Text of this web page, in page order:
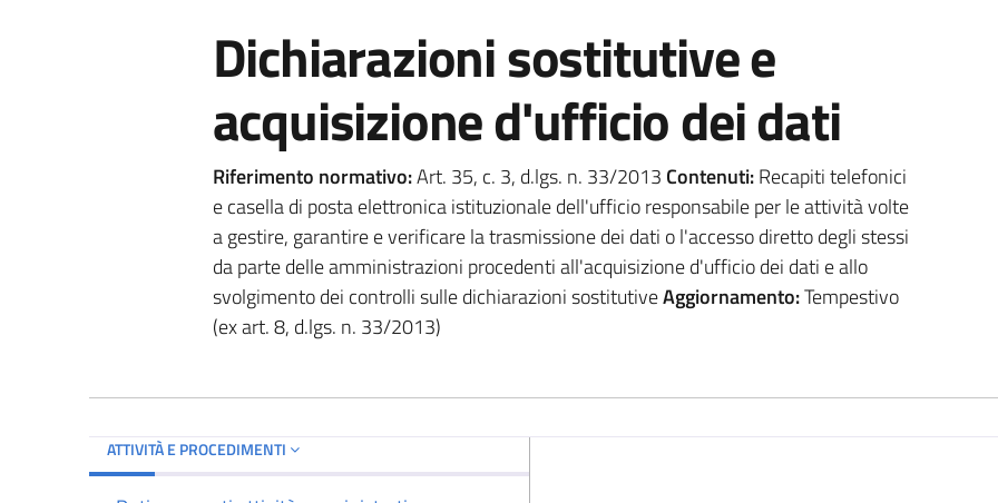
Dichiarazioni sostitutive e
acquisizione d'ufficio dei dati
Riferimento normativo:Art. 35, c. 3, d.lgs. n. 33/2013 Contenuti:Recapiti telefonici
e casella di posta elettronica istituzionale dell'ufficio responsabile per le attività volte
a gestire, garantire e verificare la trasmissione dei dati o l'accesso diretto degli stessi
da parte delle amministrazioni procedenti all'acquisizione d'ufficio dei dati e allo
svolgimento dei controlli sulle dichiarazioni sostitutiveAggiornamento:Tempestivo
(ex art. 8, d.lgs. n. 33/2013)
ATTIVITÀ E PROCEDIMENTI